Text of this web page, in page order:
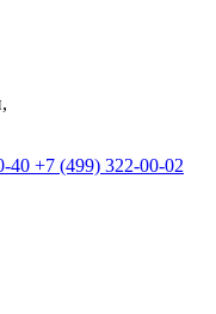
40 +7 (499) 322-00-02